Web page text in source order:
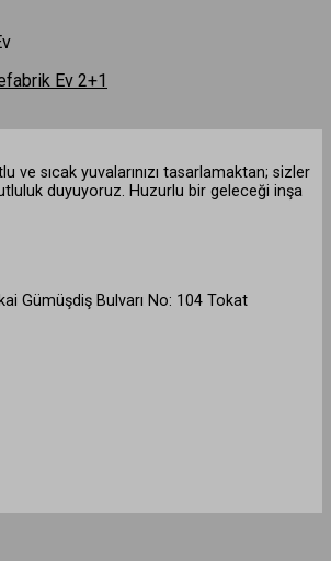
Ev 2+1
ve sıcak yuvalarınızı tasarlamaktan; sizler
duyuyoruz. Huzurlu bir geleceği inşa
Gümüşdiş Bulvarı No: 104 Tokat